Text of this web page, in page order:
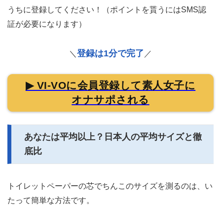
うちに登録してください！（ポイントを貰うにはSMS認
証が必要になります）
＼ 登録は1分で完了 ／
▶ VI-VOに会員登録して素人女子に
オナサポされる
あなたは平均以上？日本人の平均サイズと徹
底比
トイレットペーパーの芯でちんこのサイズを測るのは、い
たって簡単な方法です。